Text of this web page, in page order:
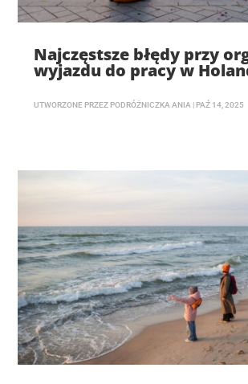
Najczęstsze błędy przy
wyjazdu do pracy w
UTWORZONE PRZEZ PODRÓŻNICZKA ANIA | PAŹ 14, 2025